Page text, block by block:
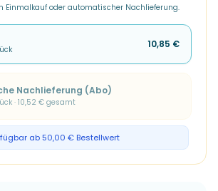
Einmalkauf oder automatischer Nachlieferung.
10,85 €
Nachlieferung (Abo)
· 10,52 € gesamt
ab 50,00 € Bestellwert